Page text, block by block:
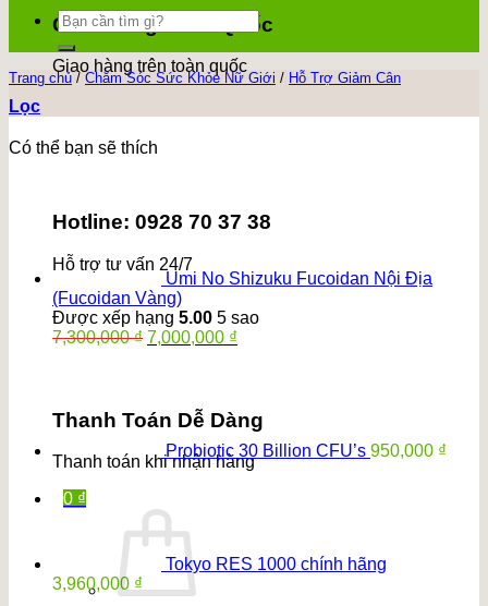
Giao Hàng Toàn Quốc
Giao hàng trên toàn quốc
Hotline: 0928 70 37 38
Hỗ trợ tư vấn 24/7
Thanh Toán Dễ Dàng
Thanh toán khi nhận hàng
0 ₫
Tìm
kiếm:
Trang chủ / Chăm Sóc Sức Khỏe Nữ Giới / Hỗ Trợ Giảm Cân
Lọc
Có thể bạn sẽ thích
Umi No Shizuku Fucoidan Nội Địa
(Fucoidan Vàng)
Được xếp hạng 5.00 5 sao
7,300,000₫ Giá
7,000,000 ₫
7,000,000 ₫.
Probiotic 30 Billion CFU’s 950,000 ₫
Tokyo RES 1000 chính hãng
3,960,000 ₫